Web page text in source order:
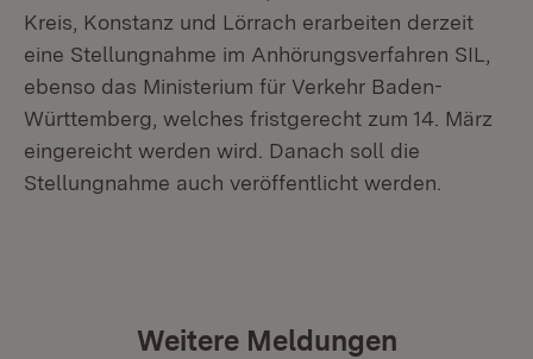
Kreis, Konstanz und Lörrach erarbeiten derzeit
eine Stellungnahme im Anhörungsverfahren SIL,
ebenso das Ministerium für Verkehr Baden-
Württemberg, welches fristgerecht zum 14. März
eingereicht werden wird. Danach soll die
Stellungnahme auch veröffentlicht werden.
Weitere Meldungen